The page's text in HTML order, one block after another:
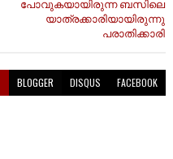
പോവുകയായിരുന്ന ബസിലെ
യാത്രക്കാരിയായിരുന്നു
പരാതിക്കാരി
BLOGGER DISQUS FACEBOOK